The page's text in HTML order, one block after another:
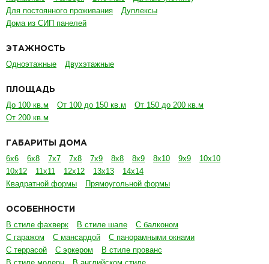
Для постоянного проживания
Дуплексы
Дома из СИП панелей
ЭТАЖНОСТЬ
Одноэтажные Двухэтажные
ПЛОЩАДЬ
До 100 кв.м От 100 до 150 кв.м
От 150 до 200 кв.м
От 200 кв.м
ГАБАРИТЫ ДОМА
6х6 6х8 7х7 7х8 7х9 8х8 8х9 8х10 9х9
10х10
10х12
11х11 12х12 13х13
14х14
Квадратной формы
Прямоугольной формы
ОСОБЕННОСТИ
В стиле фахверк В стиле шале
С балконом
С гаражом
С мансардой
С панорамными окнами
С террасой
С эркером
В стиле прованс